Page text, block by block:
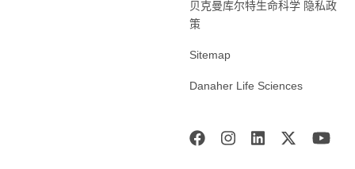
贝克曼库尔特生命科学 隐私政
策
Sitemap
Danaher Life Sciences